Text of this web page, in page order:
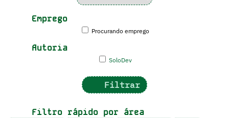
Emprego
Procurando emprego
Autoria
SoloDev
Filtrar
Filtro rápido por área